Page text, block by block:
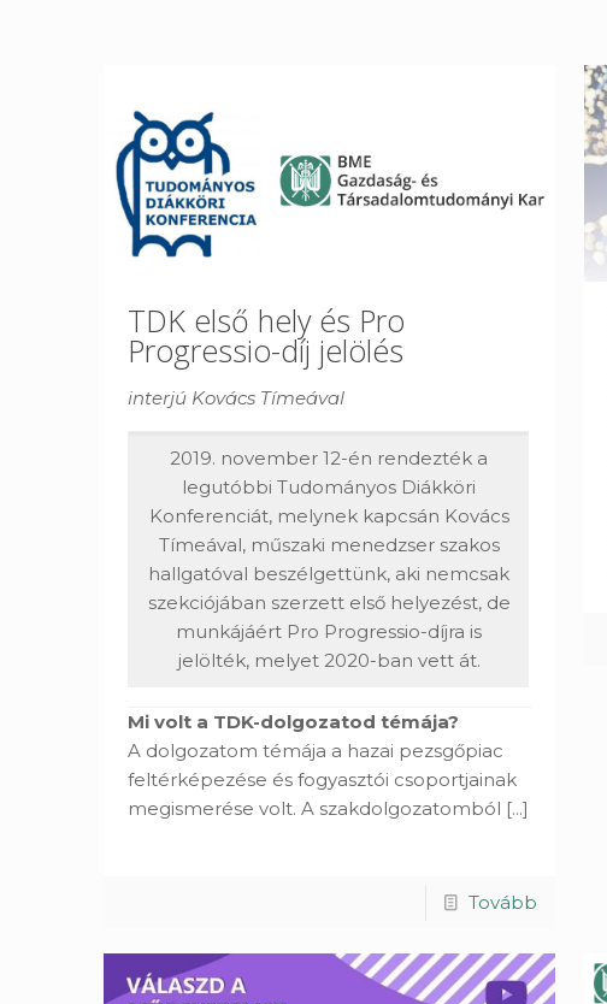
TDK első hely és Pro
Progressio-díj jelölés
interjú Kovács Tímeával
2019. november 12-én rendezték a
legutóbbi Tudományos Diákköri
Konferenciát, melynek kapcsán Kovács
Tímeával, műszaki menedzser szakos
hallgatóval beszélgettünk, aki nemcsak
szekciójában szerzett első helyezést, de
munkájáért Pro Progressio-díjra is
jelölték, melyet 2020-ban vett át.
Mi volt a TDK-dolgozatod témája?
A dolgozatom témája a hazai pezsgőpiac
feltérképezése és fogyasztói csoportjainak
megismerése volt. A szakdolgozatomból [...]
Tovább